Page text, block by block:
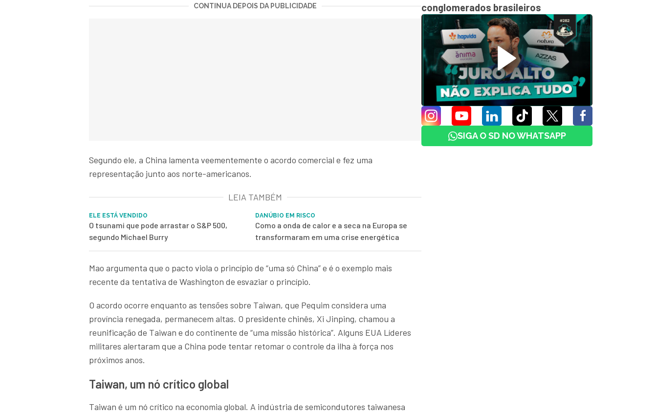
CONTINUA DEPOIS DA PUBLICIDADE
Segundo ele, a China lamenta veementemente o acordo comercial e fez uma
representação junto aos norte-americanos.
LEIA TAMBÉM
ELE ESTÁ VENDIDO
O tsunami que pode arrastar o S&P 500,
segundo Michael Burry
DANÚBIO EM RISCO
Como a onda de calor e a seca na Europa se
transformaram em uma crise energética
Mao argumenta que o pacto viola o princípio de “uma só China” e é o exemplo mais
recente da tentativa de Washington de esvaziar o princípio.
O acordo ocorre enquanto as tensões sobre Taiwan, que Pequim considera uma
província renegada, permanecem altas. O presidente chinês, Xi Jinping, chamou a
reunificação de Taiwan e do continente de “uma missão histórica”. Alguns EUA Líderes
militares alertaram que a China pode tentar retomar o controle da ilha à força nos
próximos anos.
Taiwan, um nó crítico global
Taiwan é um nó crítico na economia global. A indústria de semicondutores taiwanesa
conglomerados brasileiros
SIGA O SD NO WHATSAPP